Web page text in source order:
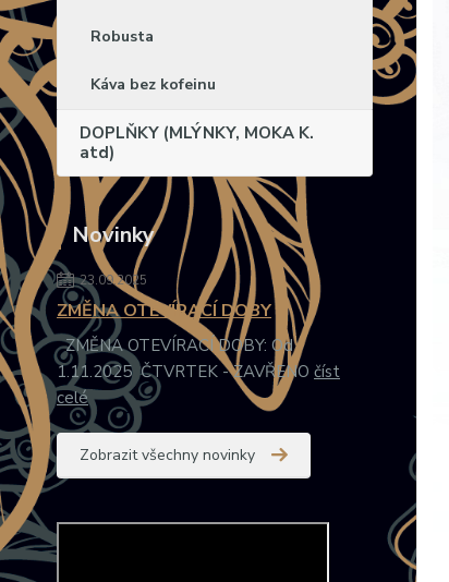
Robusta
Káva bez kofeinu
DOPLŇKY (MLÝNKY, MOKA K.
atd)
Novinky
23.09.2025
ZMĚNA OTEVÍRACÍ DOBY
ZMĚNA OTEVÍRACÍ DOBY: Od
1.11.2025 ČTVRTEK - ZAVŘENO číst
celé
Zobrazit všechny novinky